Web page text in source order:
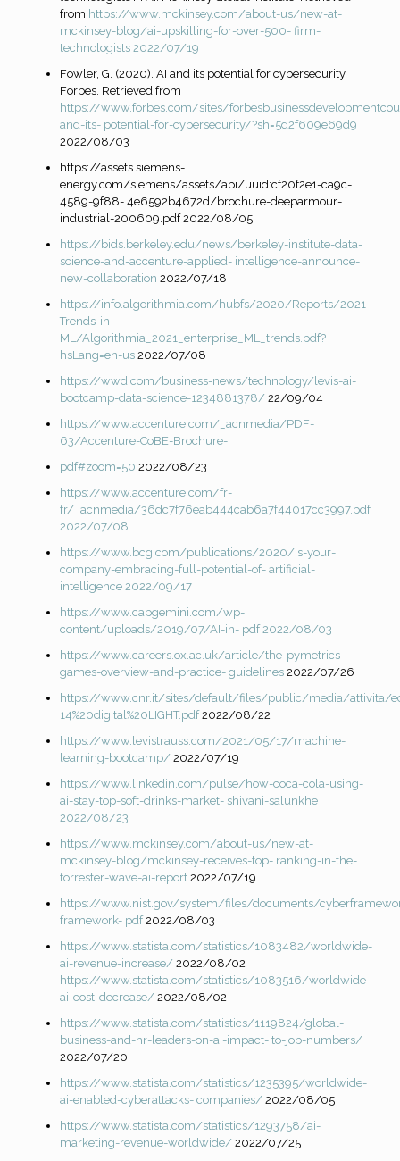
from https://www.mckinsey.com/about-us/new-at-
mckinsey-blog/ai-upskilling-for-over-500- firm-
technologists 2022/07/19
Fowler, G. (2020). AI and its potential for cybersecurity.
Forbes. Retrieved from
https://www.forbes.com/sites/
and-its- potential-for-cybersecurity/?sh=5d2f609e69d9
2022/08/03
https://assets.siemens-
energy.com/siemens/assets/api/uuid:cf20f2e1-ca9c-
4589-9f88- 4e6592b4672d/brochure-deeparmour-
industrial-200609.pdf 2022/08/05
https://bids.berkeley.edu/news/berkeley-institute-data-
science-and-accenture-applied- intelligence-announce-
new-collaboration 2022/07/18
https://info.algorithmia.com/hubfs/2020/Reports/2021-
Trends-in-
ML/Algorithmia_2021_enterprise_ML_trends.pdf?
hsLang=en-us 2022/07/08
https://wwd.com/business-news/technology/levis-ai-
bootcamp-data-science-1234881378/ 22/09/04
https://www.accenture.com/_acnmedia/PDF-
63/Accenture-CoBE-Brochure-
pdf#zoom=50 2022/08/23
https://www.accenture.com/fr-
fr/_acnmedia/36dc7f76eab444cab6a7f44017cc3997.pdf
2022/07/08
https://www.bcg.com/publications/2020/is-your-
company-embracing-full-potential-of- artificial-
intelligence 2022/09/17
https://www.capgemini.com/wp-
content/uploads/2019/07/AI-in- pdf 2022/08/03
https://www.careers.ox.ac.uk/article/the-pymetrics-
games-overview-and-practice- guidelines 2022/07/26
https://www.cnr.it/sites/default/files/public/media/attivita/
14%20digital%20LIGHT.pdf2022/08/22
https://www.levistrauss.com/2021/05/17/machine-
learning-bootcamp/ 2022/07/19
https://www.linkedin.com/pulse/how-coca-cola-using-
ai-stay-top-soft-drinks-market- shivani-salunkhe
2022/08/23
https://www.mckinsey.com/about-us/new-at-
mckinsey-blog/mckinsey-receives-top- ranking-in-the-
forrester-wave-ai-report 2022/07/19
https://www.nist.gov/system/files/documents/
framework- pdf2022/08/03
https://www.statista.com/statistics/1083482/worldwide-
ai-revenue-increase/ 2022/08/02
https://www.statista.com/statistics/1083516/worldwide-
ai-cost-decrease/ 2022/08/02
https://www.statista.com/statistics/1119824/global-
business-and-hr-leaders-on-ai-impact- to-job-numbers/
2022/07/20
https://www.statista.com/statistics/1235395/worldwide-
ai-enabled-cyberattacks- companies/ 2022/08/05
https://www.statista.com/statistics/1293758/ai-
marketing-revenue-worldwide/ 2022/07/25